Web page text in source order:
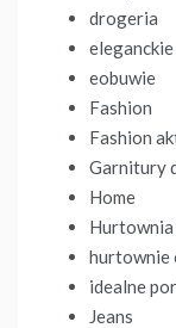
drogeria
eobuwie
Fashion
Fashion
Garnitury
Home
Hurtownia
hurtownie
idealne
Jeans